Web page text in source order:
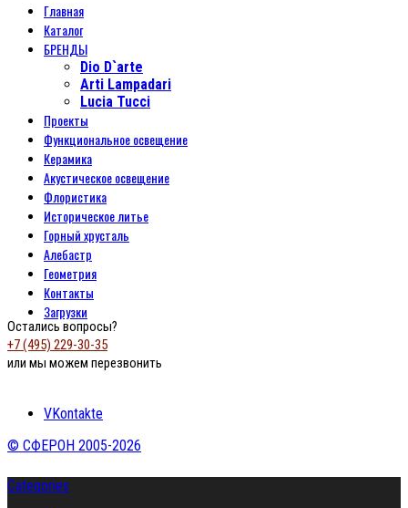
Главная
Каталог
БРЕНДЫ
Dio D`arte
Arti Lampadari
Lucia Tucci
Проекты
Функциональное освещение
Керамика
Акустическое освещение
Флористика
Историческое литье
Горный хрусталь
Алебастр
Геометрия
Контакты
Загрузки
Остались вопросы?
+7 (495) 229-30-35
или мы можем перезвонить
VKontakte
© СФЕРОН 2005-2026
Categories